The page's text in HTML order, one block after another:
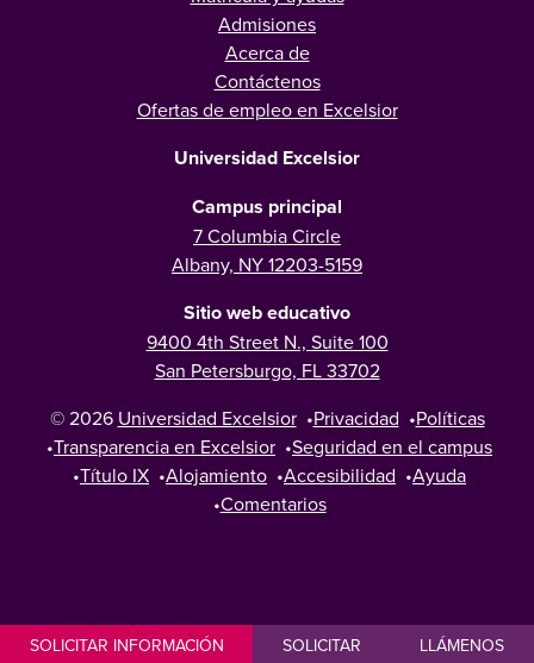
SOLICITAR INFORMACIÓN SOLICITAR LLÁMENOS
Admisiones
Acerca de
Contáctenos
Ofertas de empleo en Excelsior
Universidad Excelsior
Campus principal
7 Columbia Circle
Albany, NY 12203-5159
Sitio web educativo
9400 4th Street N., Suite 100
San Petersburgo, FL 33702
© 2026 Universidad Excelsior •Privacidad •Políticas
•Transparencia en Excelsior •Seguridad en el campus
•Título IX •Alojamiento •Accesibilidad •Ayuda
•Comentarios